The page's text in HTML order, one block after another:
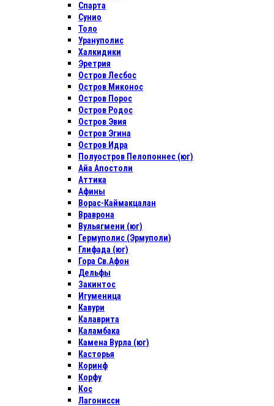
Спарта
Сунио
Толо
Урануполис
Халкидики
Эретрия
Остров Лесбос
Остров Миконос
Остров Порос
Остров Родос
Остров Эвия
Остров Эгина
Остров Идра
Полуостров Пелопоннес (юг)
Айа Апостоли
Аттика
Афины
Ворас-Каймакцалан
Враврона
Вульягмени (юг)
Гермуполис (Эрмуполи)
Глифада (юг)
Гора Св.Афон
Дельфы
Закинтос
Игуменица
Кавури
Калаврита
Каламбака
Камена Вурла (юг)
Касторья
Коринф
Корфу
Кос
Лагонисси